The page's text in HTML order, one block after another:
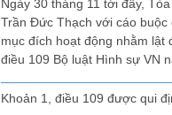
Ngày 30 tháng 11 tới đây,
Trần Đức Thạch với cáo buộc
mục đích hoạt động nhằm lật
điều 109 Bộ luật Hình sự VN
Khoản 1, điều 109 được qui